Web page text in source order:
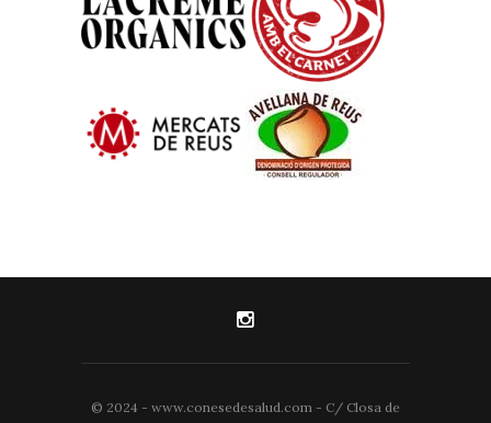
© 2024 - www.conesedesalud.com - C/ Closa de